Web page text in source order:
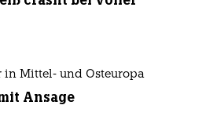
in Mittel- und Osteuropa
Ansage